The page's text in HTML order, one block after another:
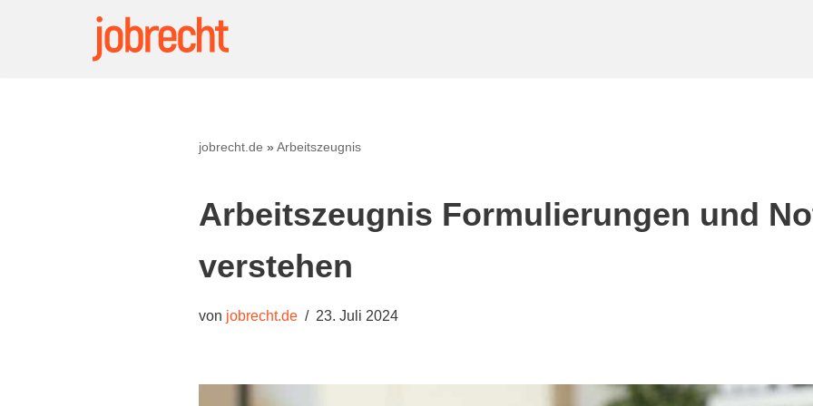
jobrecht.de »Arbeitszeugnis
Arbeitszeugnis Formulierungen und
verstehen
von jobrecht.de 23. Juli 2024